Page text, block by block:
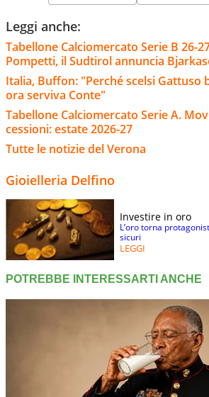
Leggi anche:
Tabellone Calciomercato Serie B 26-
Pompetti, il Sudtirol annuncia
Italia, Buffon: "Perché scelsi Gattuso
ora serviva Conte"
Tabellone Calciomercato Serie A.
cessioni: estate 2026-27
Tutte le notizie del Verona
Gioielleria Delfino
Investire in oro
L’oro torna
sicuri
LEGGI